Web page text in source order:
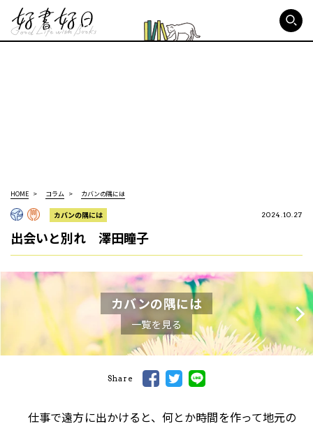
HOME コラム カバンの隅には
カバンの隅には 2024.10.27
出会いと別れ 澤田瞳子
カバンの隅には
一覧を見る
Share
仕事で遠方に出かけると、何とか時間を作って地元の